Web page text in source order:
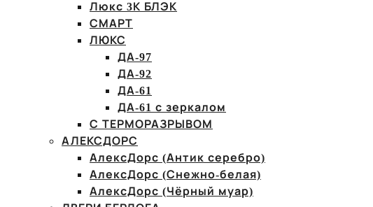
Люкс 3К БЛЭК
СМАРТ
ЛЮКС
ДА-97
ДА-92
ДА-61
ДА-61 с зеркалом
С ТЕРМОРАЗРЫВОМ
АЛЕКСДОРС
АлексДорс (Антик серебро)
АлексДорс (Снежно-белая)
АлексДорс (Чёрный муар)